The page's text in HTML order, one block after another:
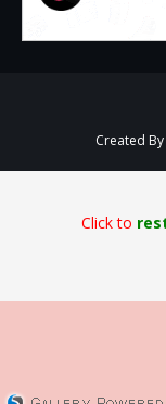
Created By
Click to